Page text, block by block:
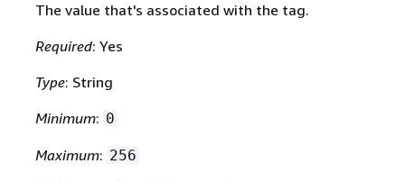
The value that's associated with the tag.
Required: Yes
Type: String
Minimum: 0
Maximum: 256